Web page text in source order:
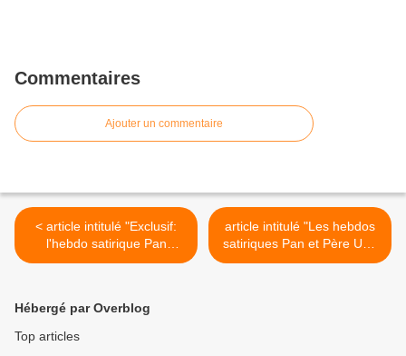
Commentaires
Ajouter un commentaire
< article intitulé "Exclusif:
l'hebdo satirique Pan
racheté par Père Ubu" paru
TRENDS
article intitulé "Les hebdos
satiriques Pan et Père Ubu
fusionnent" paru le
Hébergé par Overblog
Top articles